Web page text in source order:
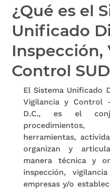
¿Qué es el
Unificado
Inspección,
Control
El Sistema Unificado
Vigilancia y Control
D.C., es el
herramientas,
organizan y
manera técnica y
inspección,
empresas y/o